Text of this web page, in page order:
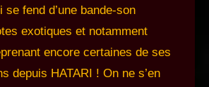
fend d’une bande-son
exotiques et notamment
encore certaines de ses
depuis HATARI ! On ne s’en